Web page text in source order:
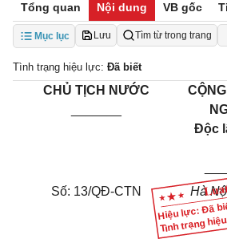
Tổng quan Nội dung VB gốc
Mục lục Lưu Tìm từ trong trang
Tình trạng hiệu lực: Đã biết
Hiệu lực: Đã
Tình trạng
CHỦ TỊCH NƯỚC
Độc
Số: 13/QĐ-CTN
Hà